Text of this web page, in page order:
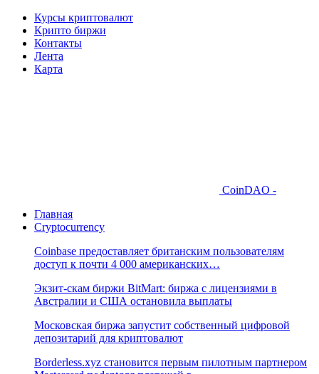
Курсы криптовалют
Крипто биржи
Контакты
Лента
Карта
CoinDAO -
Главная
Cryptocurrency
Coinbase предоставляет британским пользователям
доступ к почти 4 000 американских…
Экзит-скам биржи BitMart: биржа с лицензиями в
Австралии и США остановила выплаты
Московская биржа запустит собственный цифровой
депозитарий для криптовалют
Borderless.xyz становится первым пилотным партнером